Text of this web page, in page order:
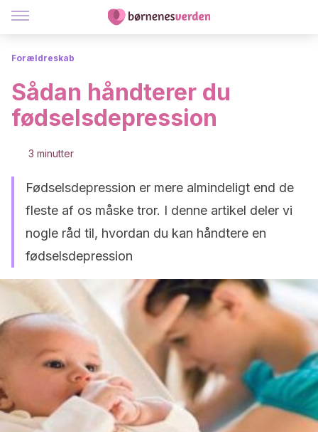
Forældreskab
Sådan håndterer du
fødselsdepression
3 minutter
Fødselsdepression er mere almindeligt end de
fleste af os måske tror. I denne artikel deler vi
nogle råd til, hvordan du kan håndtere en
fødselsdepression